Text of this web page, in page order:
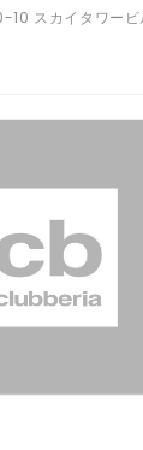
10 スカイタワービ